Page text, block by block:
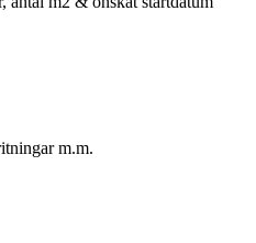
m.m.